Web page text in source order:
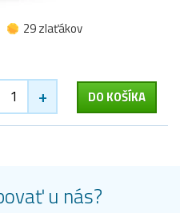
29 zlaťákov
+ DO KOŠÍKA
u nás?